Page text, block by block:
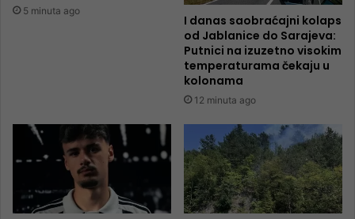
5 minuta ago
I danas saobraćajni kolaps
od Jablanice do Sarajeva:
Putnici na izuzetno visokim
temperaturama čekaju u
kolonama
12 minuta ago